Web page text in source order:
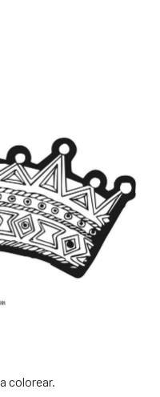
colorear.